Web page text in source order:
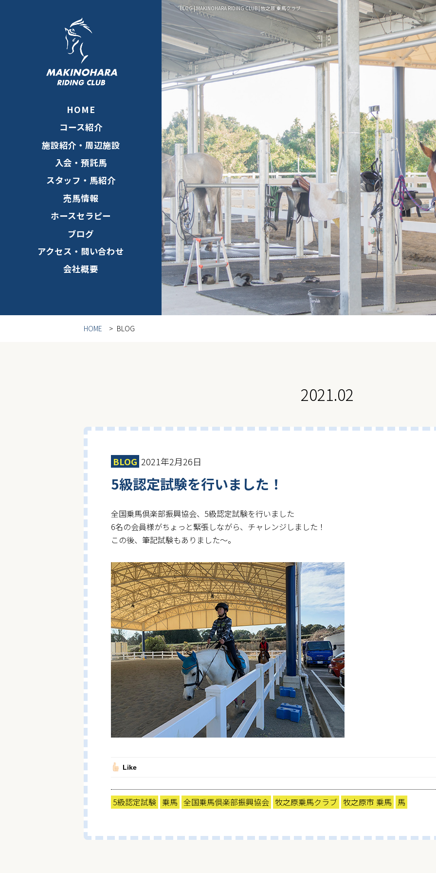
BLOG | MAKINOHARA RIDING CLUB | 牧之原 乗馬クラブ
HOME
コース紹介
施設紹介・周辺施設
入会・預託馬
スタッフ・馬紹介
売馬情報
ホースセラピー
ブログ
アクセス・問い合わせ
会社概要
HOME BLOG
2021.02
BLOG 2021年2月26日
5級認定試験を行いました！
全国乗馬倶楽部振興協会、5級認定試験を行いました
6名の会員様がちょっと緊張しながら、チャレンジしました！
この後、筆記試験もありました〜。
Like
5級認定試験 乗馬 全国乗馬倶楽部振興協会 牧之原乗馬クラブ 牧之原市 乗馬 馬